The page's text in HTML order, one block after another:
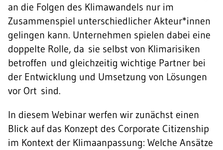
an die Folgen des Klimawandels nur im
Zusammenspiel unterschiedlicher Akteur*innen
gelingen kann. Unternehmen spielen dabei eine
doppelte Rolle, da sie selbst von Klimarisiken
betroffen und gleichzeitig wichtige Partner bei
der Entwicklung und Umsetzung von Lösungen
vor Ort sind.
In diesem Webinar werfen wir zunächst einen
Blick auf das Konzept des Corporate Citizenship
im Kontext der Klimaanpassung: Welche Ansätze